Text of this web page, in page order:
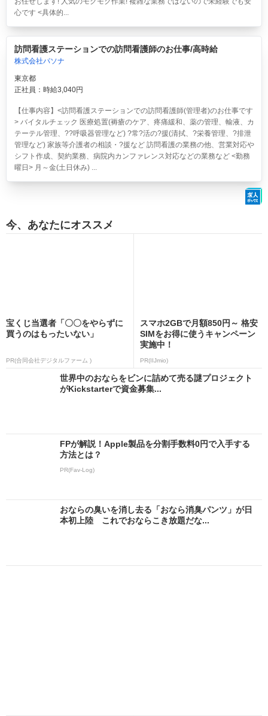
心です <具体的...
訪問看護ステーションでの訪問看護師のお仕事/高時給
株式会社パソナ
東京都
正社員：時給3,040円
【仕事内容】<訪問看護ステーションでの訪問看護師(管理者)のお仕事です
> バイタルチェック 医療処置(褥瘡のケア、疼痛緩和、薬の管理、輸液、カ
テーテル管理、??呼吸器管理など) ?常?活の?援(清拭、?栄養管理、?排泄
管理など) 家族等介護者の相談・?援など 訪問看護の業務の他、営業対応や
シフト作成、契約業務、病院内カンファレンス対応などの業務など <勤務
曜日> 月～金(土日休み) ...
今、あなたにオススメ
宝くじ当選者「〇〇をやらずに
買うのはもったいない」
PR(合同会社デジタルファーム )
スマホ2GBで月額850円～ 格安
SIMをお得に使うキャンペーン
実施中！
PR(IIJmio)
世界中のおならをビンに詰めて売る謎プロジェクト
がKickstarterで資金募集...
FPが解説！Apple製品を分割手数料0円で入手する
方法とは？
PR(Fav-Log)
おならの臭いを消し去る「おなら消臭パンツ」が日
本初上陸 これでおならこき放題だな...